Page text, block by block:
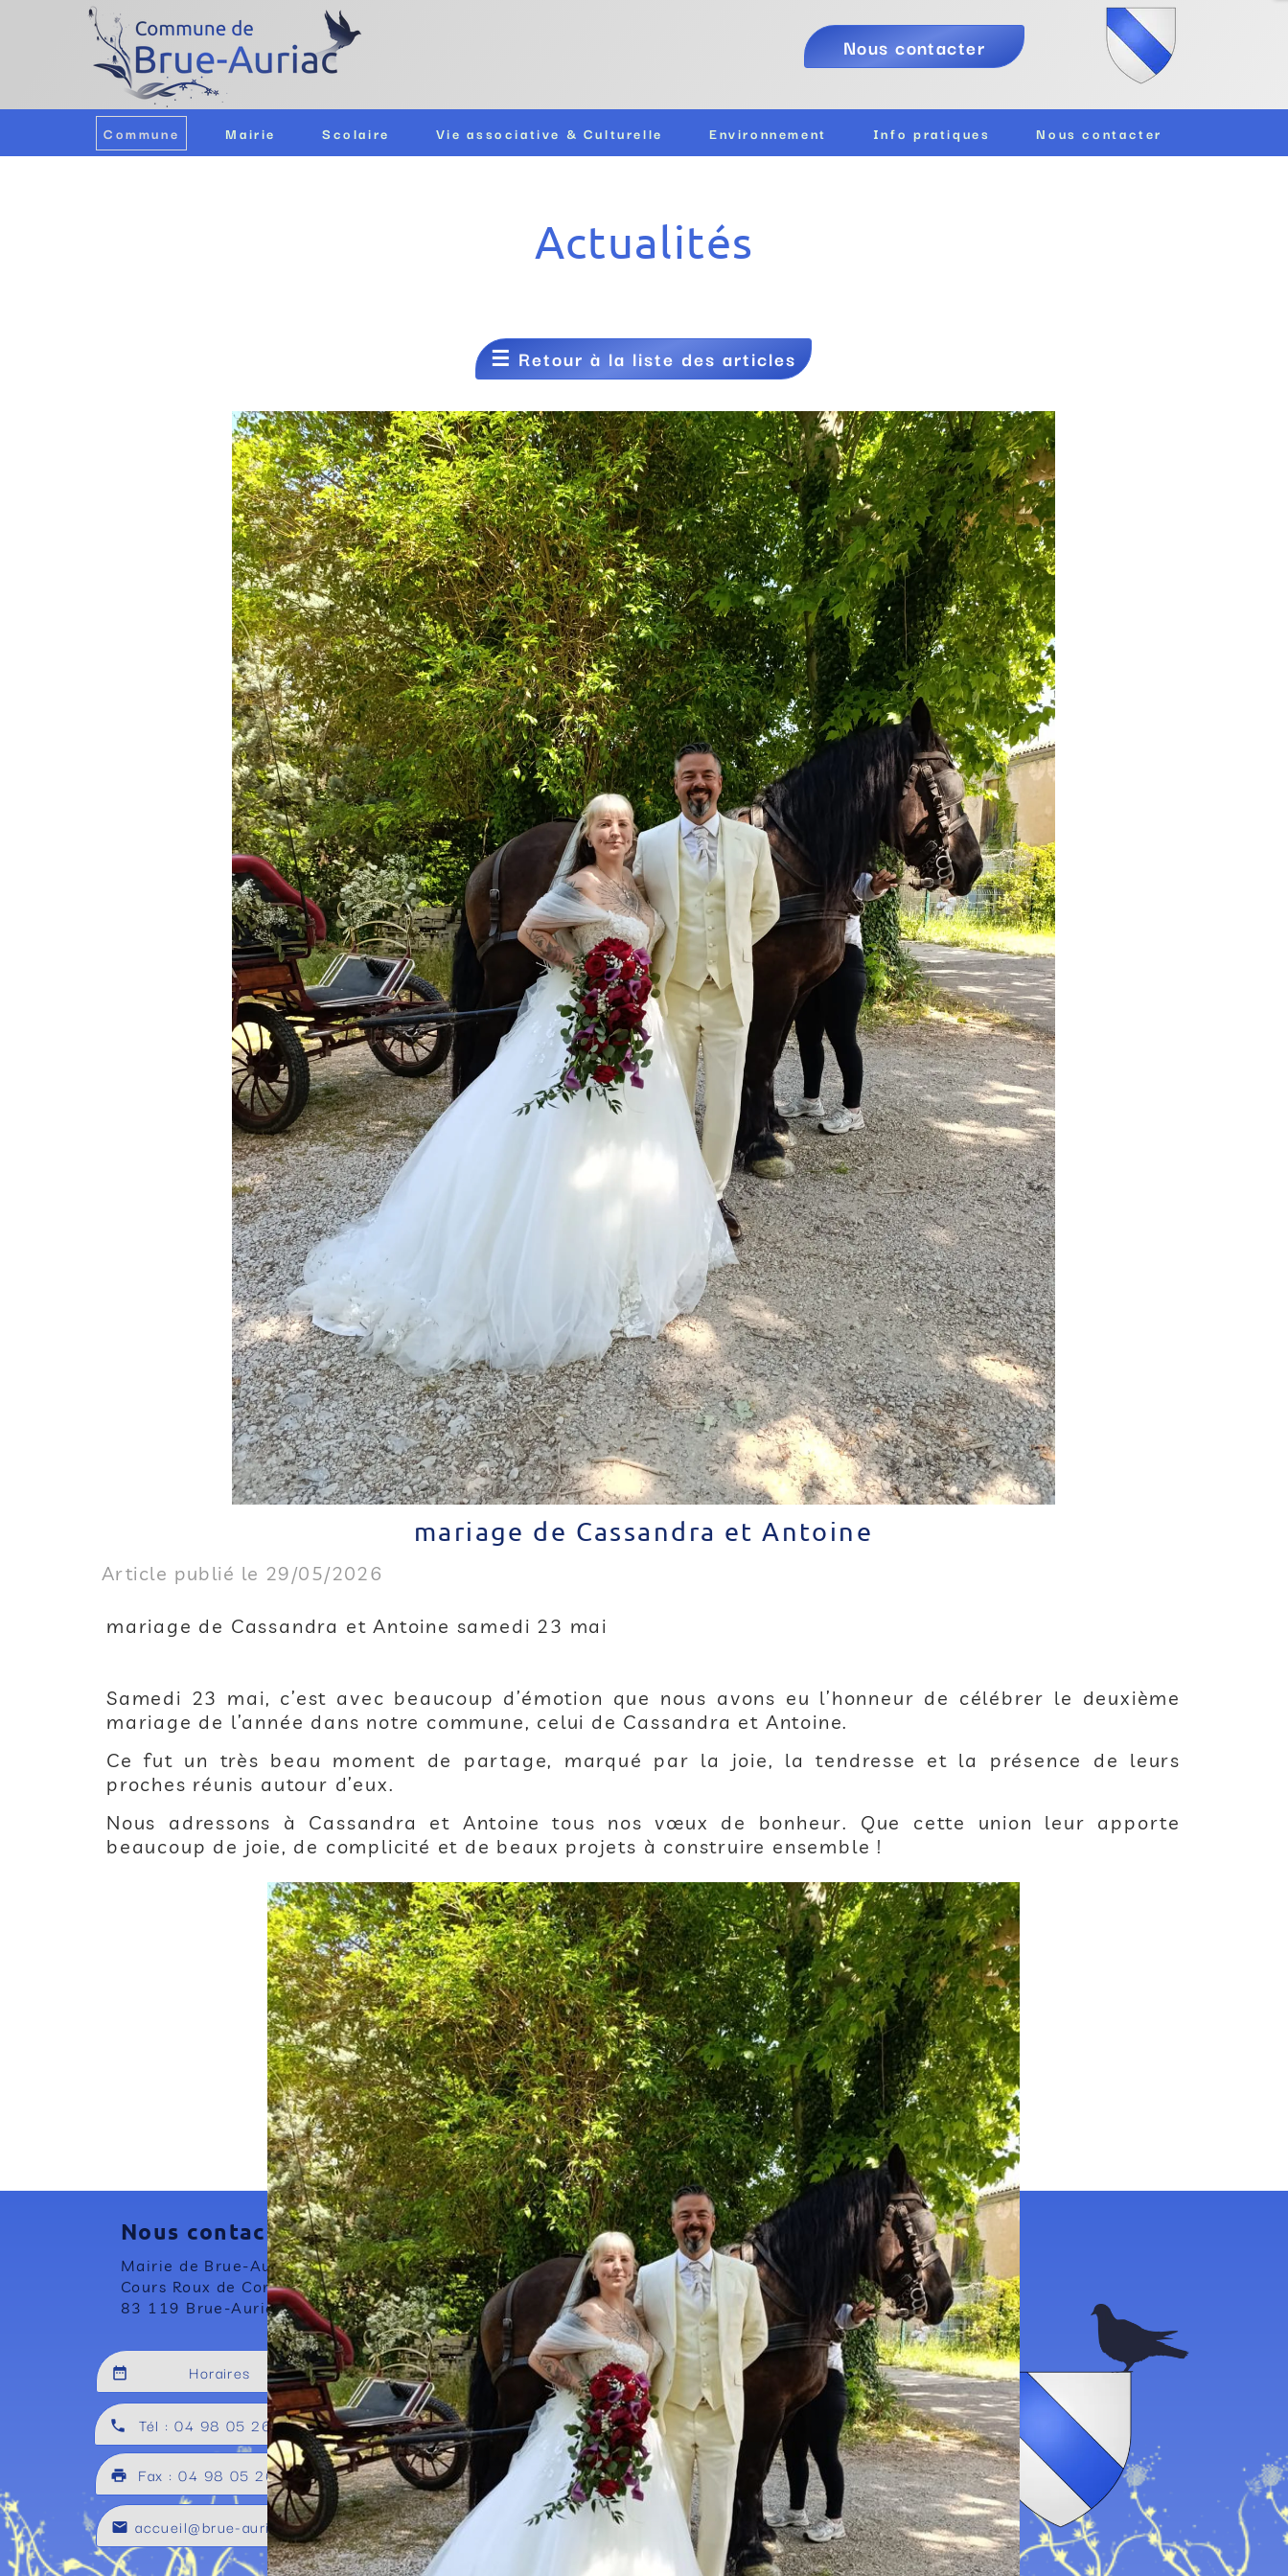
Commune Mairie Scolaire Vie associative & Culturelle Environnement Info pratiques Nous contacter
Nous contacter
Actualités
☰ Retour à la liste des articles
mariage de Cassandra et Antoine
Article publié le 29/05/2026
mariage de Cassandra et Antoine samedi 23 mai
Samedi 23 mai, c’est avec beaucoup d’émotion que nous avons eu l’honneur de célébrer le deuxième
mariage de l’année dans notre commune, celui de Cassandra et Antoine.
Ce fut un très beau moment de partage, marqué par la joie, la tendresse et la présence de leurs
proches réunis autour d’eux.
Nous adressons à Cassandra et Antoine tous nos vœux de bonheur. Que cette union leur apporte
beaucoup de joie, de complicité et de beaux projets à construire ensemble !